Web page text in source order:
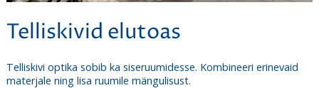
Telliskivid elutoas
Telliskivi optika sobib ka siseruumidesse. Kombineeri erinevaid
materjale ning lisa ruumile mängulisust.